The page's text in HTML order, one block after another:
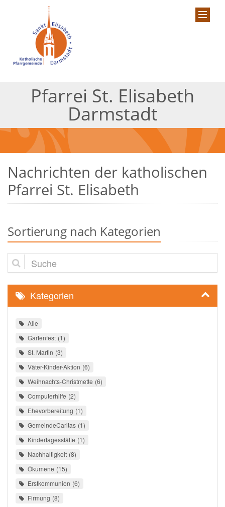
Pfarrei St. Elisabeth
Darmstadt
Nachrichten der katholischen
Pfarrei St. Elisabeth
Sortierung nach Kategorien
Suche
Kategorien
Alle
Gartenfest 1
St. Martin 3
Väter-Kinder-Aktion 6
Weihnachts-Christmette 6
Computerhilfe 2
Ehevorbereitung 1
GemeindeCaritas 1
Kindertagesstätte 1
Nachhaltigkeit 8
Ökumene 15
Erstkommunion 6
Firmung 8